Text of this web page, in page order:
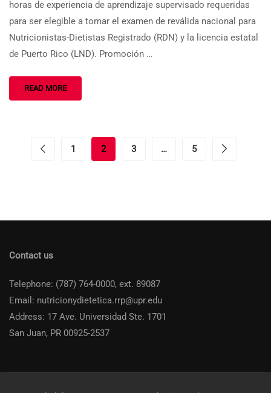
horas de experiencia de aprendizaje supervisado requeridas
para ser elegible a tomar el examen de reválida nacional para
Nutricionistas-Dietistas Registrado (RDN) y la licencia estatal
de Puerto Rico (LND). Promoción …
READ MORE
1 2 3 … 5
Contact us
Telephone: (787) 764-0000, ext. 89087
Email: nutricionydietetica.rrp@upr.edu
Address: 17 Ave. Universidad Ste. 1701
San Juan, PR 00925-2537